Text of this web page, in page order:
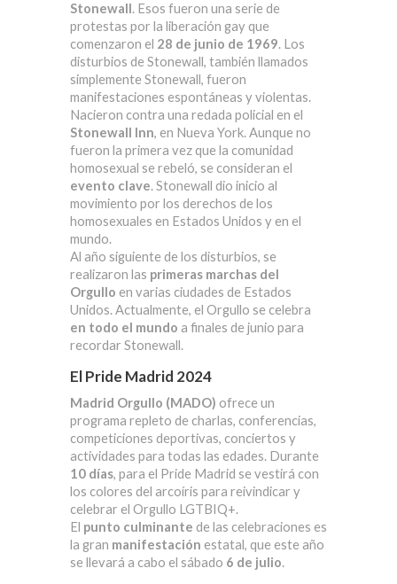
Stonewall. Esos fueron una serie de
protestas por la liberación gay que
comenzaron el 28 de junio de 1969. Los
disturbios de Stonewall, también llamados
simplemente Stonewall, fueron
manifestaciones espontáneas y violentas.
Nacieron contra una redada policial en el
Stonewall Inn, en Nueva York. Aunque no
fueron la primera vez que la comunidad
homosexual se rebeló, se consideran el
evento clave. Stonewall dio inicio al
movimiento por los derechos de los
homosexuales en Estados Unidos y en el
mundo.
Al año siguiente de los disturbios, se
realizaron las primeras marchas del
Orgullo en varias ciudades de Estados
Unidos. Actualmente, el Orgullo se celebra
en todo el mundo a finales de junio para
recordar Stonewall.
El Pride Madrid 2024
Madrid Orgullo (MADO) ofrece un
programa repleto de charlas, conferencias,
competiciones deportivas, conciertos y
actividades para todas las edades. Durante
10 días, para el Pride Madrid se vestirá con
los colores del arcoíris para reivindicar y
celebrar el Orgullo LGTBIQ+.
El punto culminante de las celebraciones es
la gran manifestación estatal, que este año
se llevará a cabo el sábado 6 de julio.